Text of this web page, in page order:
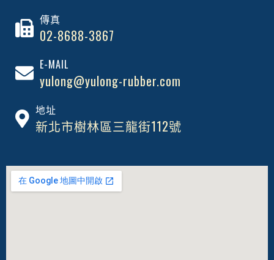
傳真
02-8688-3867
E-MAIL
yulong@yulong-rubber.com
地址
新北市樹林區三龍街112號